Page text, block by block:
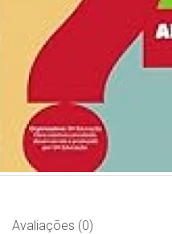
Avaliações (0)